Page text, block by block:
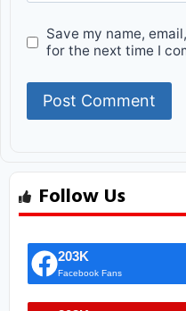
Save my name,
for the next time I
Follow Us
203K
Facebook Fans